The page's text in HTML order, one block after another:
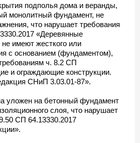
подполья дома и веранды,
монолитный фундамент, не
что нарушает требования
«Деревянные
не имеют жесткого или
с основанием (фундаментом),
ч. 8.2 СП
и ограждающие конструкции.
СНиП 3.03.01-87».
уложен на бетонный фундамент
слоя, что нарушает
СП 64.13330.2017